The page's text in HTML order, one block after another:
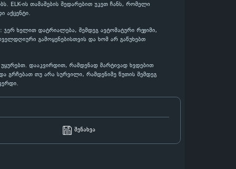
ELK-ის თამაშების შედარებით უკეთ ჩანს, რომელი
აქცენტი.
ჯერ ხელით დატრიალება, შემდეგ ავტომატური რეჟიმი,
გამოყენებისთვის და ხომ არ გაწუხებთ
დააკვირდით, რამდენად მარტივად ხვდებით
გრჩებათ თუ არა სურვილი, რამდენიმე წუთის შემდეგ
შენახვა